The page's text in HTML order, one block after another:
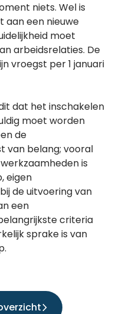
niets. Wel is
aan een nieuwe
moet
arbeidsrelaties. De
vroegst per 1 januari
dat het inschakelen
moet worden
de
van belang; vooral
is
eigen
de uitvoering van
een
criteria
sprake is van